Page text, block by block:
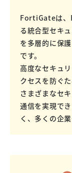
FortiGateは、
る統合型セキ
を多層的に保
です。
高度なセキュ
クセスを防ぐ
さまざまなセ
通信を実現で
く、多くの企